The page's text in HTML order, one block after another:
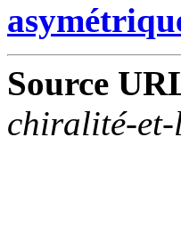
Source
chiralité-et-